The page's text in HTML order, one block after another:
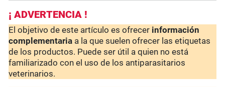
¡ ADVERTENCIA !
El objetivo de este artículo es ofrecer información
complementaria a la que suelen ofrecer las etiquetas
de los productos. Puede ser útil a quien no está
familiarizado con el uso de los antiparasitarios
veterinarios.